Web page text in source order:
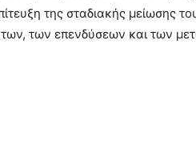
της σταδιακής μείωσης
των επενδύσεων και των